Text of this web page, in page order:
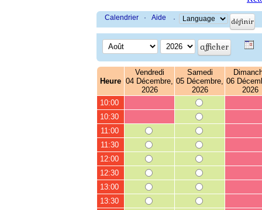
Calendrier · Aide ·
Heure
Vendredi
04 Décembre,
2026
Samedi
05 Décembre,
2026
06
2026
10:00
10:30
11:00
11:30
12:00
12:30
13:00
13:30